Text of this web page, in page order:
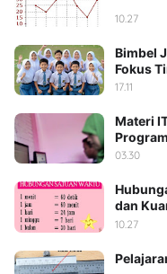
10.27
Bimbel
Fokus
17.11
Materi
03.30
dan
10.27